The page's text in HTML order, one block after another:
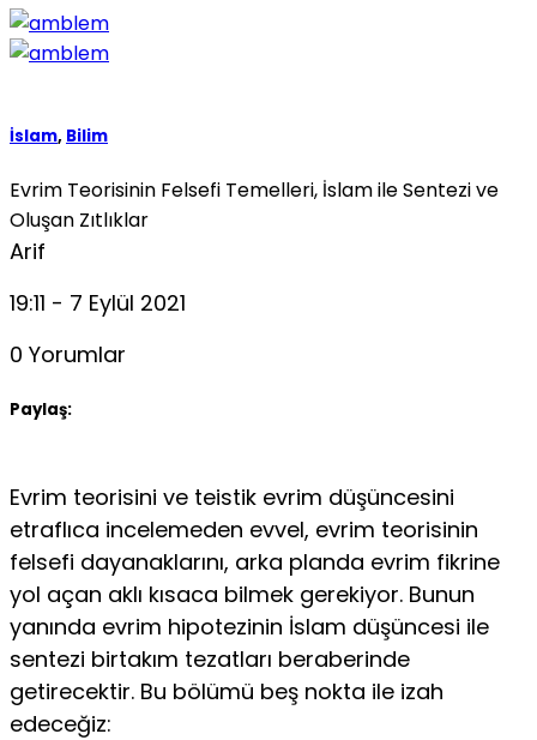
İslam, Bilim
Evrim Teorisinin Felsefi Temelleri, İslam ile Sentezi ve
Oluşan Zıtlıklar
Arif
19:11 - 7 Eylül 2021
0 Yorumlar
Paylaş:
Evrim teorisini ve teistik evrim düşüncesini
etraflıca incelemeden evvel, evrim teorisinin
felsefi dayanaklarını, arka planda evrim fikrine
yol açan aklı kısaca bilmek gerekiyor. Bunun
yanında evrim hipotezinin İslam düşüncesi ile
sentezi birtakım tezatları beraberinde
getirecektir. Bu bölümü beş nokta ile izah
edeceğiz: